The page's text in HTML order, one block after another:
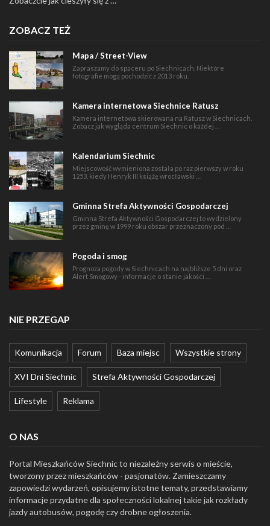
ZOBACZ TEŻ
Mapa / Street-View
Zapraszamy do spaceru po Siechnicach. Niektóre
fotografie mogą pochodzić z 2013 roku.
Kamera internetowa Siechnice Ratusz
Kamera internetowa skierowana na Ratusz w Siechnicach.
Zobacz jak wygląda centrum Siechnic o każdej …
Kalendarium Siechnic
Miejscowość wymieniona została po raz pierwszy w roku
1253, kiedy Henryk III książę wrocławski …
Gminna Strefa Aktywności Gospodarczej
Gminna Strefa Aktywności Gospodarczej to wydzielony
przez gminę w 1999 roku obszar przeznaczony pod …
Pogoda i smog
Prognoza pogody w Siechnicach na najbliższe 5 dni oraz
Alert Smogowy - informacje o stanie jakości …
NIE PRZEGAP
Komunikacja Forum Baza miejsc Wszystkie strony
XVI Dni Siechnic Strefa Aktywności Gospodarczej
Lifestyle Reklama
O NAS
Portal Mieszkańców Siechnic to niezależny serwis o mieście,
tworzony przez mieszkańców - pasjonatów. Zamieszczamy
zapowiedzi wydarzeń, opisujemy istotne tematy, przedstawiamy
informacje przydatne dla społeczności lokalnej takie jak rozkłady
jazdy autobusów, pogodę czy drobne ogłoszenia.